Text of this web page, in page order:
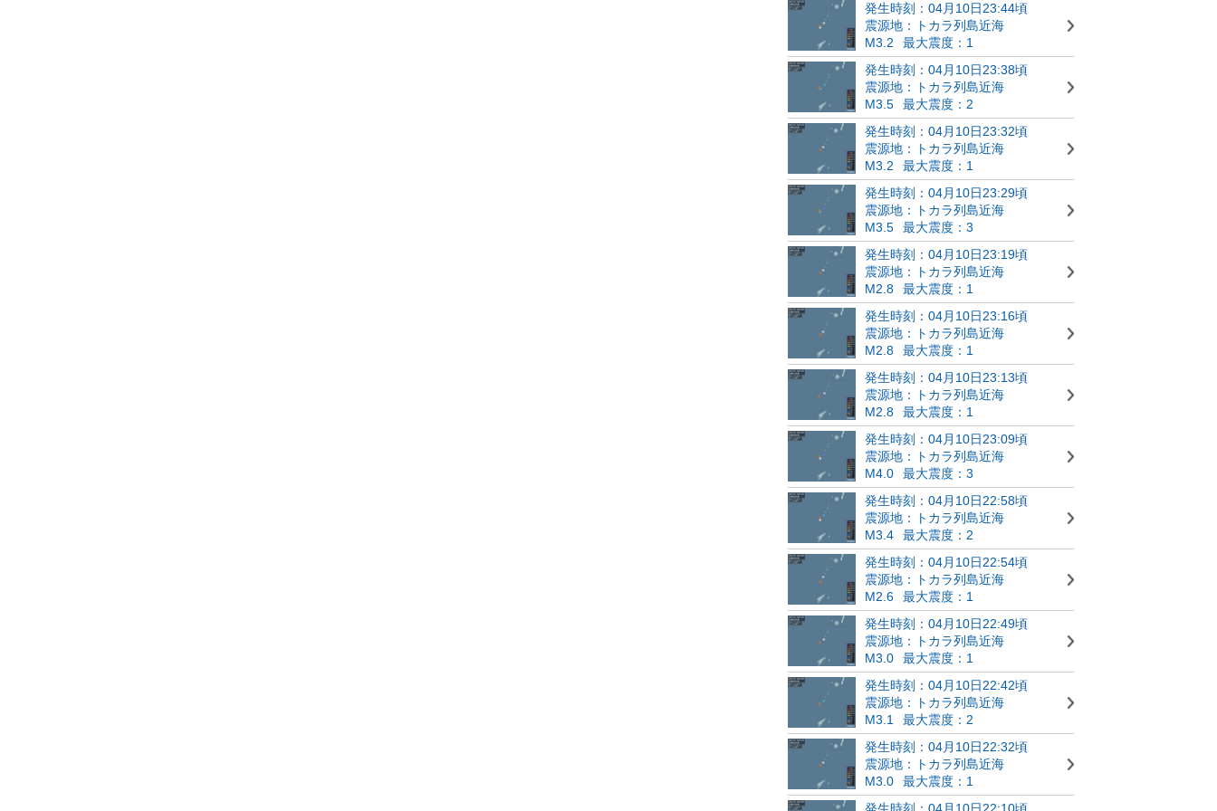
発生時刻：04月10日23:44頃
震源地：トカラ列島近海
M3.2
最大震度：1
発生時刻：04月10日23:38頃
震源地：トカラ列島近海
M3.5
最大震度：2
発生時刻：04月10日23:32頃
震源地：トカラ列島近海
M3.2
最大震度：1
発生時刻：04月10日23:29頃
震源地：トカラ列島近海
M3.5
最大震度：3
発生時刻：04月10日23:19頃
震源地：トカラ列島近海
M2.8
最大震度：1
発生時刻：04月10日23:16頃
震源地：トカラ列島近海
M2.8
最大震度：1
発生時刻：04月10日23:13頃
震源地：トカラ列島近海
M2.8
最大震度：1
発生時刻：04月10日23:09頃
震源地：トカラ列島近海
M4.0
最大震度：3
発生時刻：04月10日22:58頃
震源地：トカラ列島近海
M3.4
最大震度：2
発生時刻：04月10日22:54頃
震源地：トカラ列島近海
M2.6
最大震度：1
発生時刻：04月10日22:49頃
震源地：トカラ列島近海
M3.0
最大震度：1
発生時刻：04月10日22:42頃
震源地：トカラ列島近海
M3.1
最大震度：2
発生時刻：04月10日22:32頃
震源地：トカラ列島近海
M3.0
最大震度：1
発生時刻：04月10日22:10頃